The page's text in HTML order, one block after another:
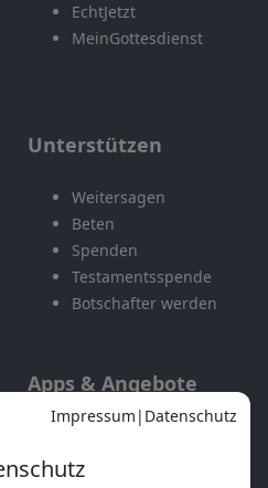
EchtJetzt
MeinGottesdienst
Unterstützen
Weitersagen
Beten
Spenden
Testamentsspende
Botschafter werden
Apps & Angebote
Mobile App